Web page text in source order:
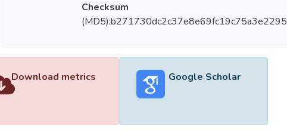
Checksum
(MD5):b271730dc2c37e8e69fc19c75a3e2295
Download metrics Google Scholar